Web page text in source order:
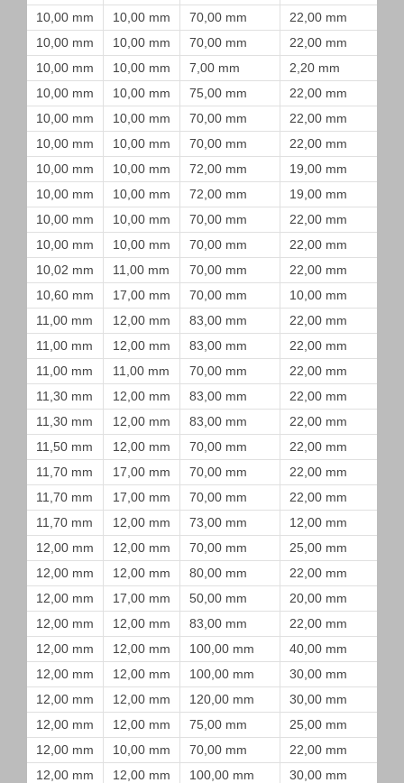
10,00 mm
10,00 mm 70,00 mm
22,00 mm
10,00 mm
10,00 mm 70,00 mm
22,00 mm
10,00 mm
10,00 mm 7,00 mm
2,20 mm
10,00 mm
10,00 mm 75,00 mm
22,00 mm
10,00 mm
10,00 mm 70,00 mm
22,00 mm
10,00 mm
10,00 mm 70,00 mm
22,00 mm
10,00 mm
10,00 mm 72,00 mm
19,00 mm
10,00 mm
10,00 mm 72,00 mm
19,00 mm
10,00 mm
10,00 mm 70,00 mm
22,00 mm
10,00 mm
10,00 mm 70,00 mm
22,00 mm
10,02 mm
11,00 mm 70,00 mm
22,00 mm
10,60 mm
17,00 mm 70,00 mm
10,00 mm
11,00 mm
12,00 mm 83,00 mm
22,00 mm
11,00 mm
12,00 mm 83,00 mm
22,00 mm
11,00 mm
11,00 mm 70,00 mm
22,00 mm
11,30 mm
12,00 mm 83,00 mm
22,00 mm
11,30 mm
12,00 mm 83,00 mm
22,00 mm
11,50 mm
12,00 mm 70,00 mm
22,00 mm
11,70 mm
17,00 mm 70,00 mm
22,00 mm
11,70 mm
17,00 mm 70,00 mm
22,00 mm
11,70 mm
12,00 mm 73,00 mm
12,00 mm
12,00 mm
12,00 mm 70,00 mm
25,00 mm
12,00 mm
12,00 mm 80,00 mm
22,00 mm
12,00 mm
17,00 mm 50,00 mm
20,00 mm
12,00 mm
12,00 mm 83,00 mm
22,00 mm
12,00 mm
12,00 mm 100,00 mm
40,00 mm
12,00 mm
12,00 mm 100,00 mm
30,00 mm
12,00 mm
12,00 mm 120,00 mm
30,00 mm
12,00 mm
12,00 mm 75,00 mm
25,00 mm
12,00 mm
10,00 mm 70,00 mm
22,00 mm
12,00 mm
12,00 mm 100,00 mm
30,00 mm